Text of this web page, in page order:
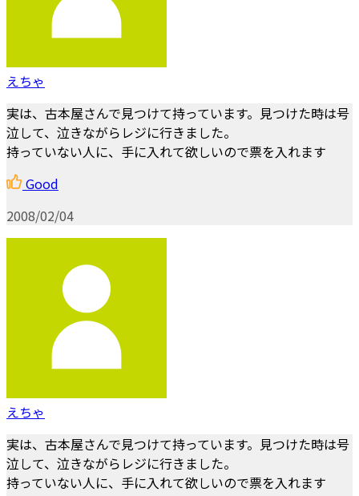
えちゃ
実は、古本屋さんで見つけて持っています。見つけた時は号
泣して、泣きながらレジに行きました。
持っていない人に、手に入れて欲しいので票を入れます
Good
2008/02/04
えちゃ
実は、古本屋さんで見つけて持っています。見つけた時は号
泣して、泣きながらレジに行きました。
持っていない人に、手に入れて欲しいので票を入れます